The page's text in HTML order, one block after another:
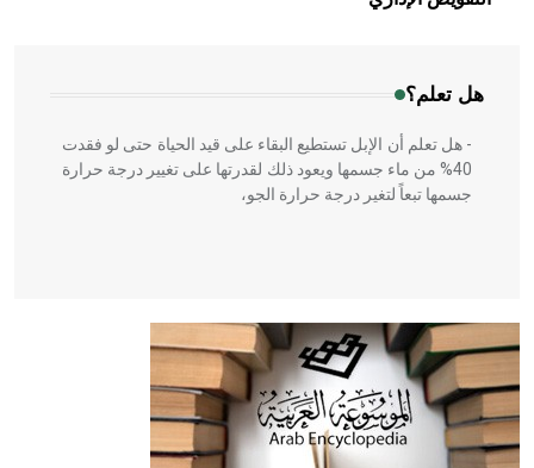
هل تعلم؟
المعمار على بناء مداميكه وخاصة في الواجهات
- هل تعلم أن الإبل تستطيع البقاء على قيد الحياة حتى لو فقدت
40% من ماء جسمها ويعود ذلك لقدرتها على تغيير درجة حرارة
جسمها تبعاً لتغير درجة حرارة الجو،
- هل تعلم أن أبقراط كتب في الطب أربعة مؤلفات هي:
الحكم، الأدلة، تنظيم التغذية، ورسالته في جروح الرأس. ويعود
له الفضل بأنه حرر الطب من الدين والفلسفة.